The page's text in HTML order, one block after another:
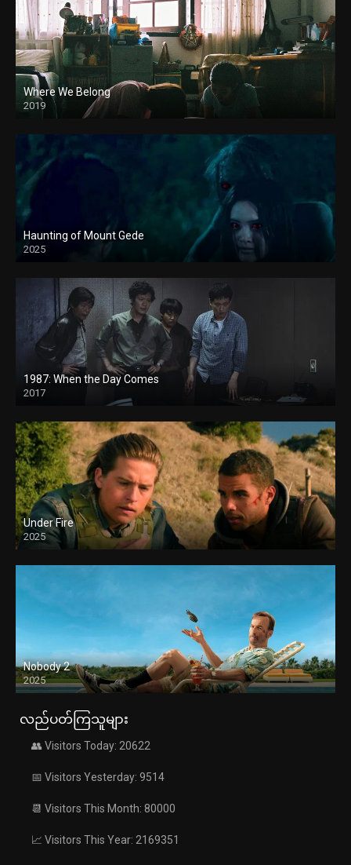
Where We Belong
2019
Haunting of Mount Gede
2025
1987: When the Day Comes
2017
Under Fire
2025
Nobody 2
2025
လည်ပတ်ကြသူများ
👥 Visitors Today: 20622
📅 Visitors Yesterday: 9514
📆 Visitors This Month: 80000
📈 Visitors This Year: 2169351